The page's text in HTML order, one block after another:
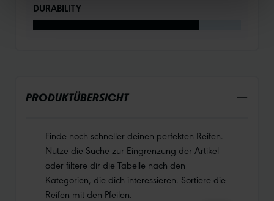
DURABILITY
PRODUKTÜBERSICHT
Finde noch schneller deinen perfekten Reifen.
Nutze die Suche zur Eingrenzung der Artikel
oder filtere dir die Tabelle nach den
Kategorien, die dich interessieren. Sortiere die
Reifen mit den Pfeilen.